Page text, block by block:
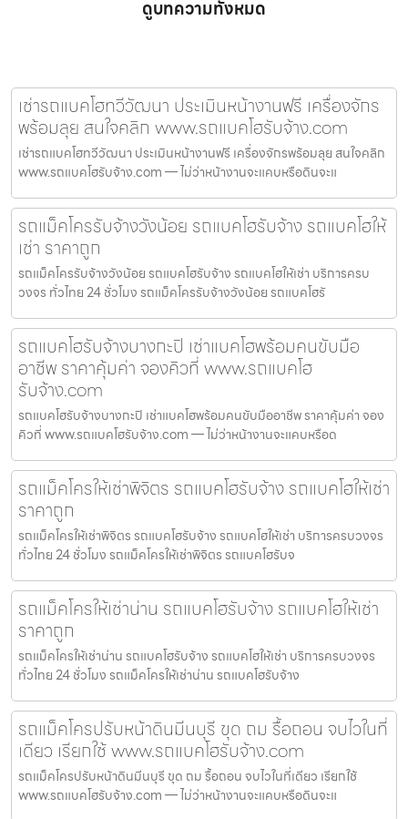
ดูบทความทั้งหมด
เช่ารถแบคโฮทวีวัฒนา ประเมินหน้างานฟรี เครื่องจักร
พร้อมลุย สนใจคลิก www.รถแบคโฮรับจ้าง.com
เช่ารถแบคโฮทวีวัฒนา ประเมินหน้างานฟรี เครื่องจักรพร้อมลุย สนใจคลิก
www.รถแบคโฮรับจ้าง.com — ไม่ว่าหน้างานจะแคบหรือดินจะแ
รถแม็คโครรับจ้างวังน้อย รถแบคโฮรับจ้าง รถแบคโฮให้
เช่า ราคาถูก
รถแม็คโครรับจ้างวังน้อย รถแบคโฮรับจ้าง รถแบคโฮให้เช่า บริการครบ
วงจร ทั่วไทย 24 ชั่วโมง รถแม็คโครรับจ้างวังน้อย รถแบคโฮรั
รถแบคโฮรับจ้างบางกะปิ เช่าแบคโฮพร้อมคนขับมือ
อาชีพ ราคาคุ้มค่า จองคิวที่ www.รถแบคโฮ
รับจ้าง.com
รถแบคโฮรับจ้างบางกะปิ เช่าแบคโฮพร้อมคนขับมืออาชีพ ราคาคุ้มค่า จอง
คิวที่ www.รถแบคโฮรับจ้าง.com — ไม่ว่าหน้างานจะแคบหรือด
รถแม็คโครให้เช่าพิจิตร รถแบคโฮรับจ้าง รถแบคโฮให้เช่า
ราคาถูก
รถแม็คโครให้เช่าพิจิตร รถแบคโฮรับจ้าง รถแบคโฮให้เช่า บริการครบวงจร
ทั่วไทย 24 ชั่วโมง รถแม็คโครให้เช่าพิจิตร รถแบคโฮรับจ
รถแม็คโครให้เช่าน่าน รถแบคโฮรับจ้าง รถแบคโฮให้เช่า
ราคาถูก
รถแม็คโครให้เช่าน่าน รถแบคโฮรับจ้าง รถแบคโฮให้เช่า บริการครบวงจร
ทั่วไทย 24 ชั่วโมง รถแม็คโครให้เช่าน่าน รถแบคโฮรับจ้าง
รถแม็คโครปรับหน้าดินมีนบุรี ขุด ถม รื้อถอน จบไวในที่
เดียว เรียกใช้ www.รถแบคโฮรับจ้าง.com
รถแม็คโครปรับหน้าดินมีนบุรี ขุด ถม รื้อถอน จบไวในที่เดียว เรียกใช้
www.รถแบคโฮรับจ้าง.com — ไม่ว่าหน้างานจะแคบหรือดินจะแ